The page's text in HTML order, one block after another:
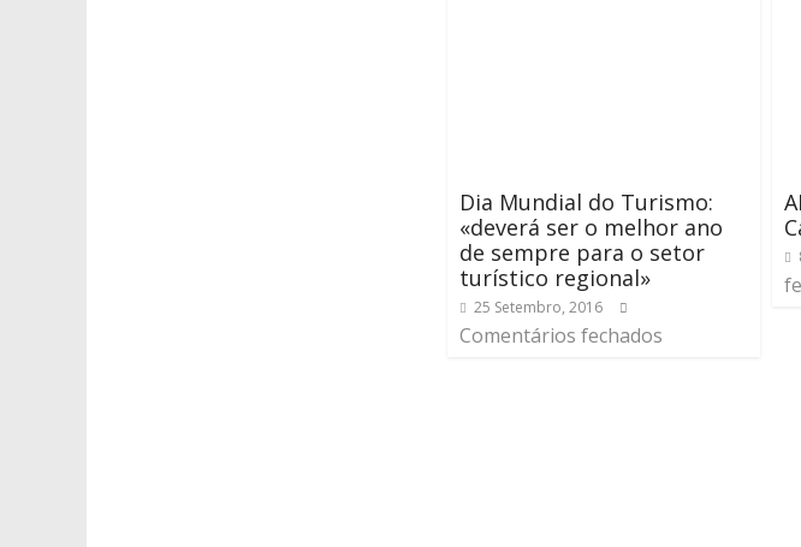
Dia Mundial do Turismo:
«deverá ser o melhor ano
de sempre para o setor
turístico regional»
25 Setembro, 2016
Comentários fechados